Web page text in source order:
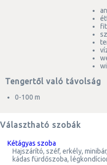
Tengertől való távolság
0-100 m
Választható szobák
kétágyas szoba
hajszárító, széf, erkély, minibár, wi-fi, tv, zuhanyzós fürdőszoba,
kádas fürdőszoba,